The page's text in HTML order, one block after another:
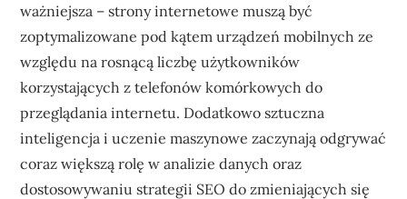
ważniejsza – strony internetowe muszą być
zoptymalizowane pod kątem urządzeń mobilnych ze
względu na rosnącą liczbę użytkowników
korzystających z telefonów komórkowych do
przeglądania internetu. Dodatkowo sztuczna
inteligencja i uczenie maszynowe zaczynają odgrywać
coraz większą rolę w analizie danych oraz
dostosowywaniu strategii SEO do zmieniających się